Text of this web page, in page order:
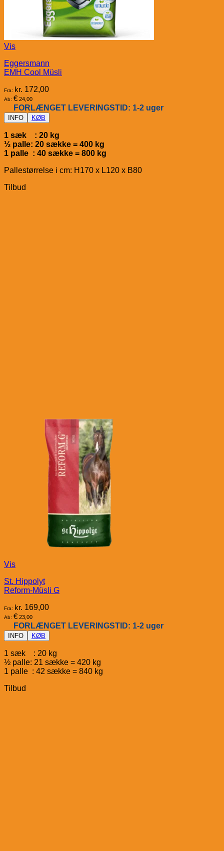
Vis
Eggersmann
EMH Cool Müsli
Fra: kr. 172,00
Ab: € 24,00
FORLÆNGET LEVERINGSTID: 1-2 uger
INFO KØB
1 sæk : 20 kg
½ palle: 20 sække = 400 kg
1 palle : 40 sække = 800 kg
Pallestørrelse i cm: H170 x L120 x B80
Tilbud
Vis
St. Hippolyt
Reform-Müsli G
Fra: kr. 169,00
Ab: € 23,00
FORLÆNGET LEVERINGSTID: 1-2 uger
INFO KØB
1 sæk : 20 kg
½ palle: 21 sække = 420 kg
1 palle : 42 sække = 840 kg
Tilbud